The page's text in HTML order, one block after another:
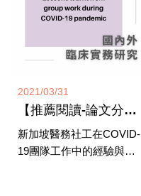
2021/03/31
【推薦閱讀-論文分享】Lessons learnt from group work during COVID-19 pandemic
新加坡醫務社工在COVID-
19團隊工作中的經驗與反